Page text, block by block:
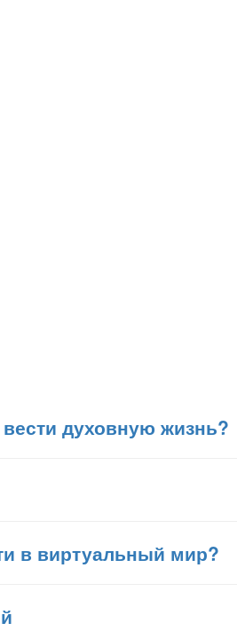
духовную жизнь?
в виртуальный мир?